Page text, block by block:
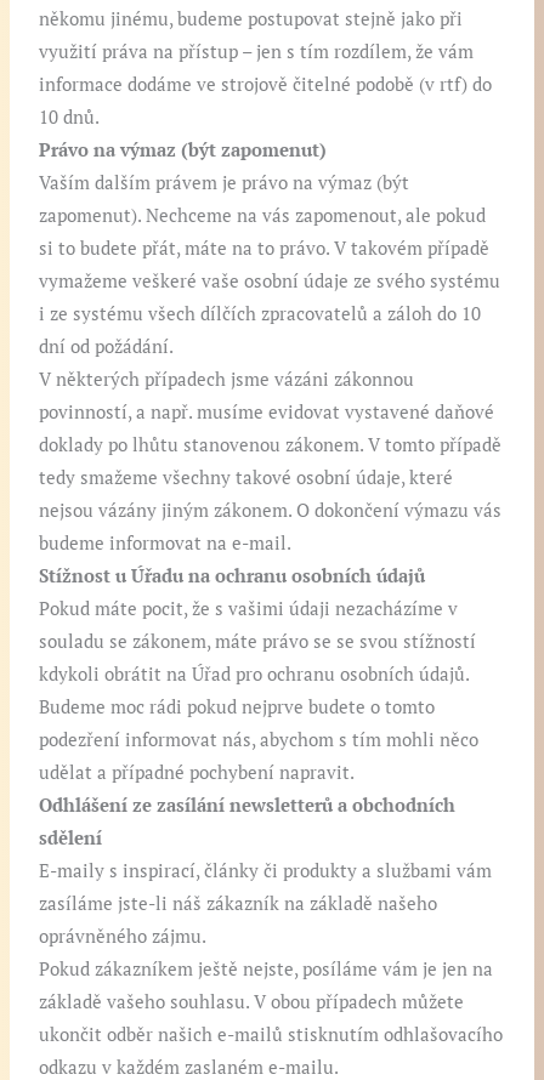
někomu jinému, budeme postupovat stejně jako při
využití práva na přístup – jen s tím rozdílem, že vám
informace dodáme ve strojově čitelné podobě (v rtf) do
10 dnů.
Právo na výmaz (být zapomenut)
Vaším dalším právem je právo na výmaz (být
zapomenut). Nechceme na vás zapomenout, ale pokud
si to budete přát, máte na to právo. V takovém případě
vymažeme veškeré vaše osobní údaje ze svého systému
i ze systému všech dílčích zpracovatelů a záloh do 10
dní od požádání.
V některých případech jsme vázáni zákonnou
povinností, a např. musíme evidovat vystavené daňové
doklady po lhůtu stanovenou zákonem. V tomto případě
tedy smažeme všechny takové osobní údaje, které
nejsou vázány jiným zákonem. O dokončení výmazu vás
budeme informovat na e-mail.
Stížnost u Úřadu na ochranu osobních údajů
Pokud máte pocit, že s vašimi údaji nezacházíme v
souladu se zákonem, máte právo se se svou stížností
kdykoli obrátit na Úřad pro ochranu osobních údajů.
Budeme moc rádi pokud nejprve budete o tomto
podezření informovat nás, abychom s tím mohli něco
udělat a případné pochybení napravit.
Odhlášení ze zasílání newsletterů a obchodních
sdělení
E-maily s inspirací, články či produkty a službami vám
zasíláme jste-li náš zákazník na základě našeho
oprávněného zájmu.
Pokud zákazníkem ještě nejste, posíláme vám je jen na
základě vašeho souhlasu. V obou případech můžete
ukončit odběr našich e-mailů stisknutím odhlašovacího
odkazu v každém zaslaném e-mailu.